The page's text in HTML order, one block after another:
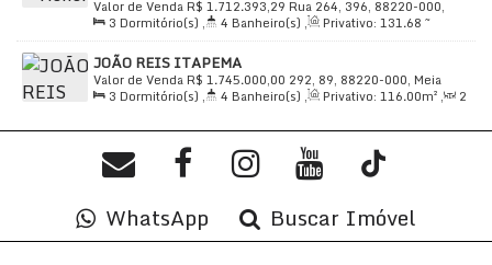
R$ 1.712.393,29
Valor de Venda
Rua 264, 396, 88220-000,
Meia Praia, Itapema, Santa Catarina, Brasil
3 Dormitório(s) , 4 Banheiro(s) , Privativo: 131.68 ~
133.05m², 2 Sala(s) , 3Suíte(s) , Total:131.68~
132.68 m² , 2Vaga(s),
JOÃO REIS ITAPEMA
R$ 1.745.000,00
Valor de Venda
292, 89, 88220-000, Meia
Praia, Itapema, Santa Catarina, Brasil
3 Dormitório(s) , 4 Banheiro(s) , Privativo: 116.00m² ,
2
Distância do Mar, Útil:116.00m²
WhatsApp Buscar Imóvel